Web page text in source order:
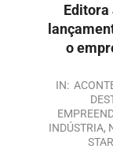
Editora
o
IN:
INDÚSTRIA,